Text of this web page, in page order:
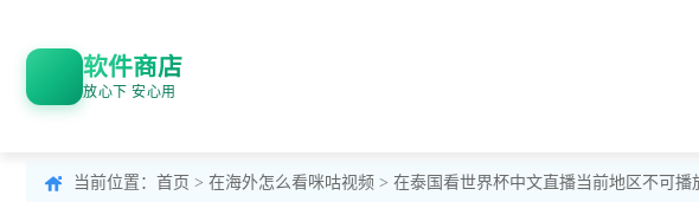
软件商店
放心下 安心用
当前位置： 首页 > 在海外怎么看咪咕视频 > 在泰国看世界杯中文直播当前地区不可播